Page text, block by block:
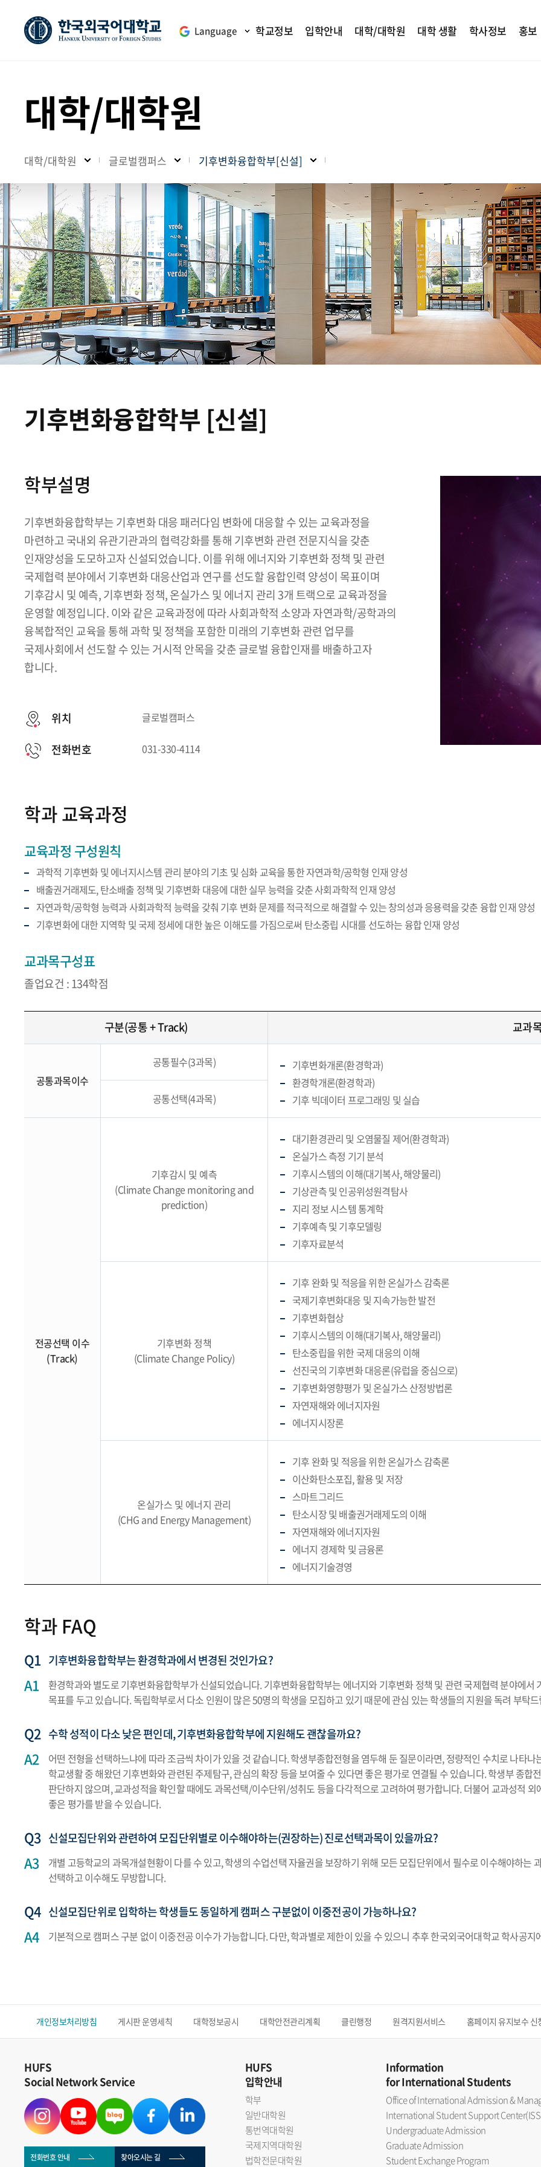
Language 학교정보 입학안내 대학/대학원 대학 생활 학사정보 홍보
대학/대학원
대학/대학원 글로벌캠퍼스 기후변화융합학부[신설]
기후변화융합학부 [신설]
학부설명
기후변화융합학부는 기후변화 대응 패러다임 변화에 대응할 수 있는 교육과정을
마련하고 국내외 유관기관과의 협력강화를 통해 기후변화 관련 전문지식을 갖춘
인재양성을 도모하고자 신설되었습니다. 이를 위해 에너지와 기후변화 정책 및 관련
국제협력 분야에서 기후변화 대응산업과 연구를 선도할 융합인력 양성이 목표이며
기후감시 및 예측, 기후변화 정책, 온실가스 및 에너지 관리 3개 트랙으로 교육과정을
운영할 예정입니다. 이와 같은 교육과정에 따라 사회과학적 소양과 자연과학/공학과의
융복합적인 교육을 통해 과학 및 정책을 포함한 미래의 기후변화 관련 업무를
국제사회에서 선도할 수 있는 거시적 안목을 갖춘 글로벌 융합인재를 배출하고자
합니다.
위치 글로벌캠퍼스
전화번호 031-330-4114
학과 교육과정
교육과정 구성원칙
과학적 기후변화 및 에너지시스템 관리 분야의 기초 및 심화 교육을 통한 자연과학/공학형 인재 양성
배출권거래제도, 탄소배출 정책 및 기후변화 대응에 대한 실무 능력을 갖춘 사회과학적 인재 양성
자연과학/공학형 능력과 사회과학적 능력을 갖춰 기후 변화 문제를 적극적으로 해결할 수 있는 창의성과 응용력을 갖춘 융합 인재 양성
기후변화에 대한 지역학 및 국제 정세에 대한 높은 이해도를 가짐으로써 탄소중립 시대를 선도하는 융합 인재 양성
교과목구성표
졸업요건 : 134학점
구분(공통 + Track) 교과
공통과목이수
공통필수(3과목)
기후변화개론(환경학과)
환경학개론(환경학과)
기후 빅데이터 프로그래밍 및 실습
공통선택(4과목)
전공선택 이수
(Track)
기후감시 및 예측
(Climate Change monitoring and
prediction)
대기환경관리 및 오염물질 제어(환경학과)
온실가스 측정 기기 분석
기후시스템의 이해(대기복사, 해양물리)
기상관측 및 인공위성원격탐사
지리 정보 시스템 통계학
기후예측 및 기후모델링
기후자료분석
기후변화 정책
(Climate Change Policy)
기후 완화 및 적응을 위한 온실가스 감축론
국제기후변화대응 및 지속가능한 발전
기후변화협상
기후시스템의 이해(대기복사, 해양물리)
탄소중립을 위한 국제 대응의 이해
선진국의 기후변화 대응론(유럽을 중심으로)
기후변화영향평가 및 온실가스 산정방법론
자연재해와 에너지자원
에너지시장론
온실가스 및 에너지 관리
(CHG and Energy Management)
기후 완화 및 적응을 위한 온실가스 감축론
이산화탄소포집, 활용 및 저장
스마트그리드
탄소시장 및 배출권거래제도의 이해
자연재해와 에너지자원
에너지 경제학 및 금융론
에너지기술경영
학과 FAQ
기후변화융합학부는 환경학과에서 변경된 것인가요?
환경학과와 별도로 기후변화융합학부가 신설되었습니다. 기후변화융합학부는 에너지와 기후변화 정책 및 관련 국제협력 분야에
목표를 두고 있습니다. 독립학부로서 다소 인원이 많은 50명의 학생을 모집하고 있기 때문에 관심 있는 학생들의 지원을 독려 부탁
수학 성적이 다소 낮은 편인데, 기후변화융합학부에 지원해도 괜찮을까요?
어떤 전형을 선택하느냐에 따라 조금씩 차이가 있을 것 같습니다. 학생부종합전형을 염두해 둔 질문이라면, 정량적인 수치로 나타
학교생활 중 해왔던 기후변화와 관련된 주제탐구, 관심의 확장 등을 보여줄 수 있다면 좋은 평가로 연결될 수 있습니다. 학생부 종
판단하지 않으며, 교과성적을 확인할 때에도 과목선택/이수단위/성취도 등을 다각적으로 고려하여 평가합니다. 더불어 교과성적
좋은 평가를 받을 수 있습니다.
신설모집단위와 관련하여 모집단위별로 이수해야하는(권장하는) 진로선택과목이 있을까요?
개별 고등학교의 과목개설현황이 다를 수 있고, 학생의 수업선택 자율권을 보장하기 위해 모든 모집단위에서 필수로 이수해야하는
선택하고 이수해도 무방합니다.
신설모집단위로 입학하는 학생들도 동일하게 캠퍼스 구분없이 이중전공이 가능하나요?
기본적으로 캠퍼스 구분 없이 이중전공 이수가 가능합니다. 다만, 학과별로 제한이 있을 수 있으니 추후 한국외국어대학교 학사공
개인정보처리방침 게시판 운영세칙 대학정보공시 대학안전관리계획 클린행정 원격지원서비스 홈페이지 유지보수 신
HUFS
Social Network Service
전화번호 안내 찾아오시는 길
HUFS
입학안내
학부
일반대학원
통번역대학원
국제지역대학원
법학전문대학원
Information
for International Students
Office of International Admission &
International Student Support
Undergraduate Admission
Graduate Admission
Student Exchange Program